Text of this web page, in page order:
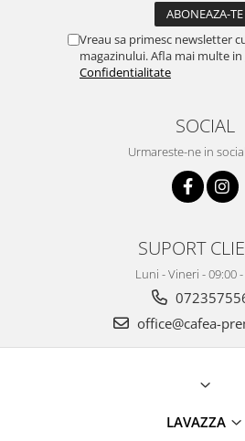
Vreau sa primesc newsletter
magazinului. Afla mai multe in
Confidentialitate
SOCIAL
Urmareste-ne in
SUPORT
Luni - Vineri - 09:00
office@cafea-
LAVAZZA